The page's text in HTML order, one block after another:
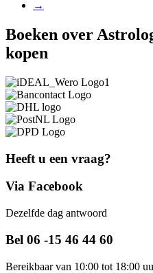
→
Boeken over
kopen
Heeft u een vraag?
Via Facebook
Dezelfde dag antwoord
Bel 06 -15 46 44 60
Bereikbaar van 10:00 tot 18:00